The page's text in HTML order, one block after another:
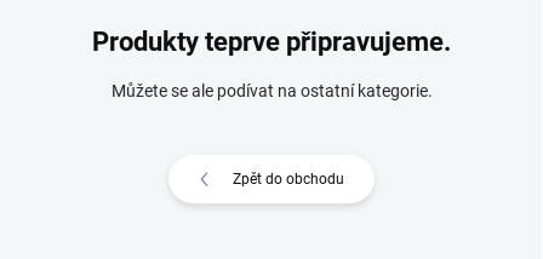
Produkty teprve připravujeme.
Můžete se ale podívat na ostatní kategorie.
Zpět do obchodu